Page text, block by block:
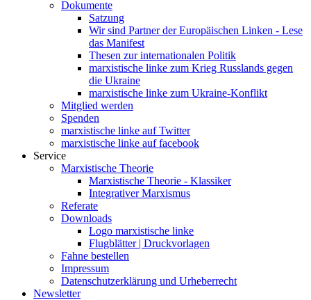
Dokumente
Satzung
Wir sind Partner der Europäischen Linken - Lese
das Manifest
Thesen zur internationalen Politik
marxistische linke zum Krieg Russlands gegen
die Ukraine
marxistische linke zum Ukraine-Konflikt
Mitglied werden
Spenden
marxistische linke auf Twitter
marxistische linke auf facebook
Service
Marxistische Theorie
Marxistische Theorie - Klassiker
Integrativer Marxismus
Referate
Downloads
Logo marxistische linke
Flugblätter | Druckvorlagen
Fahne bestellen
Impressum
Datenschutzerklärung und Urheberrecht
Newsletter